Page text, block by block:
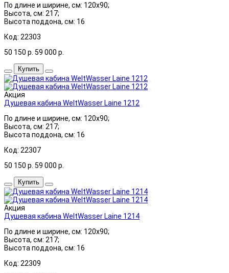
По длине и ширине, см: 120x90;
Высота, см: 217;
Высота поддона, см: 16
Код: 22303
50 150 р. 59 000 р.
Купить
Акция
Душевая кабина WeltWasser Laine 1212
По длине и ширине, см: 120x90;
Высота, см: 217;
Высота поддона, см: 16
Код: 22307
50 150 р. 59 000 р.
Купить
Акция
Душевая кабина WeltWasser Laine 1214
По длине и ширине, см: 120x90;
Высота, см: 217;
Высота поддона, см: 16
Код: 22309